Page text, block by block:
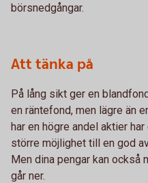
börsnedgångar.
Att tänka på
På lång sikt ger en
en räntefond, men lägre än
har en högre andel aktier
större möjlighet till en god
Men dina pengar kan också
går ner.